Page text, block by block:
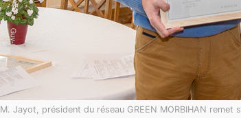
M. Jayot, président du réseau GREEN MORBIHAN